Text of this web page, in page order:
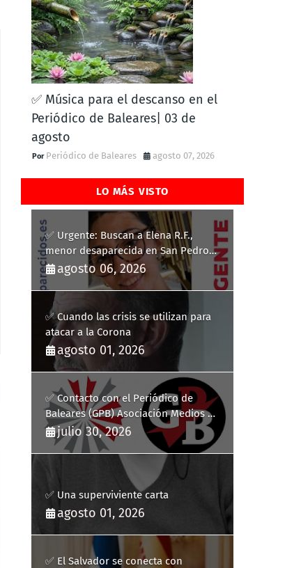
✅ Música para el descanso en el
Periódico de Baleares| 03 de
agosto
Periódico de Baleares agosto 07, 2026
LO MÁS VISTO
✅ Urgente: Buscan a Elena R.F.,
menor desaparecida en San Pedro
del Pinatar
agosto 06, 2026
✅ Cuando las crisis se utilizan para
atacar a la Corona
agosto 01, 2026
✅ Contacto con el Periódico de
Baleares (GPB) Asociación Medios de
Comunicación Digitales
julio 30, 2026
✅ Una superviviente carta
agosto 01, 2026
✅ El Salvador se conecta con